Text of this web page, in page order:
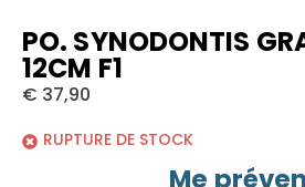
PO. SYNODONTIS
12CM F1
€ 37,90
RUPTURE DE STOCK
Me